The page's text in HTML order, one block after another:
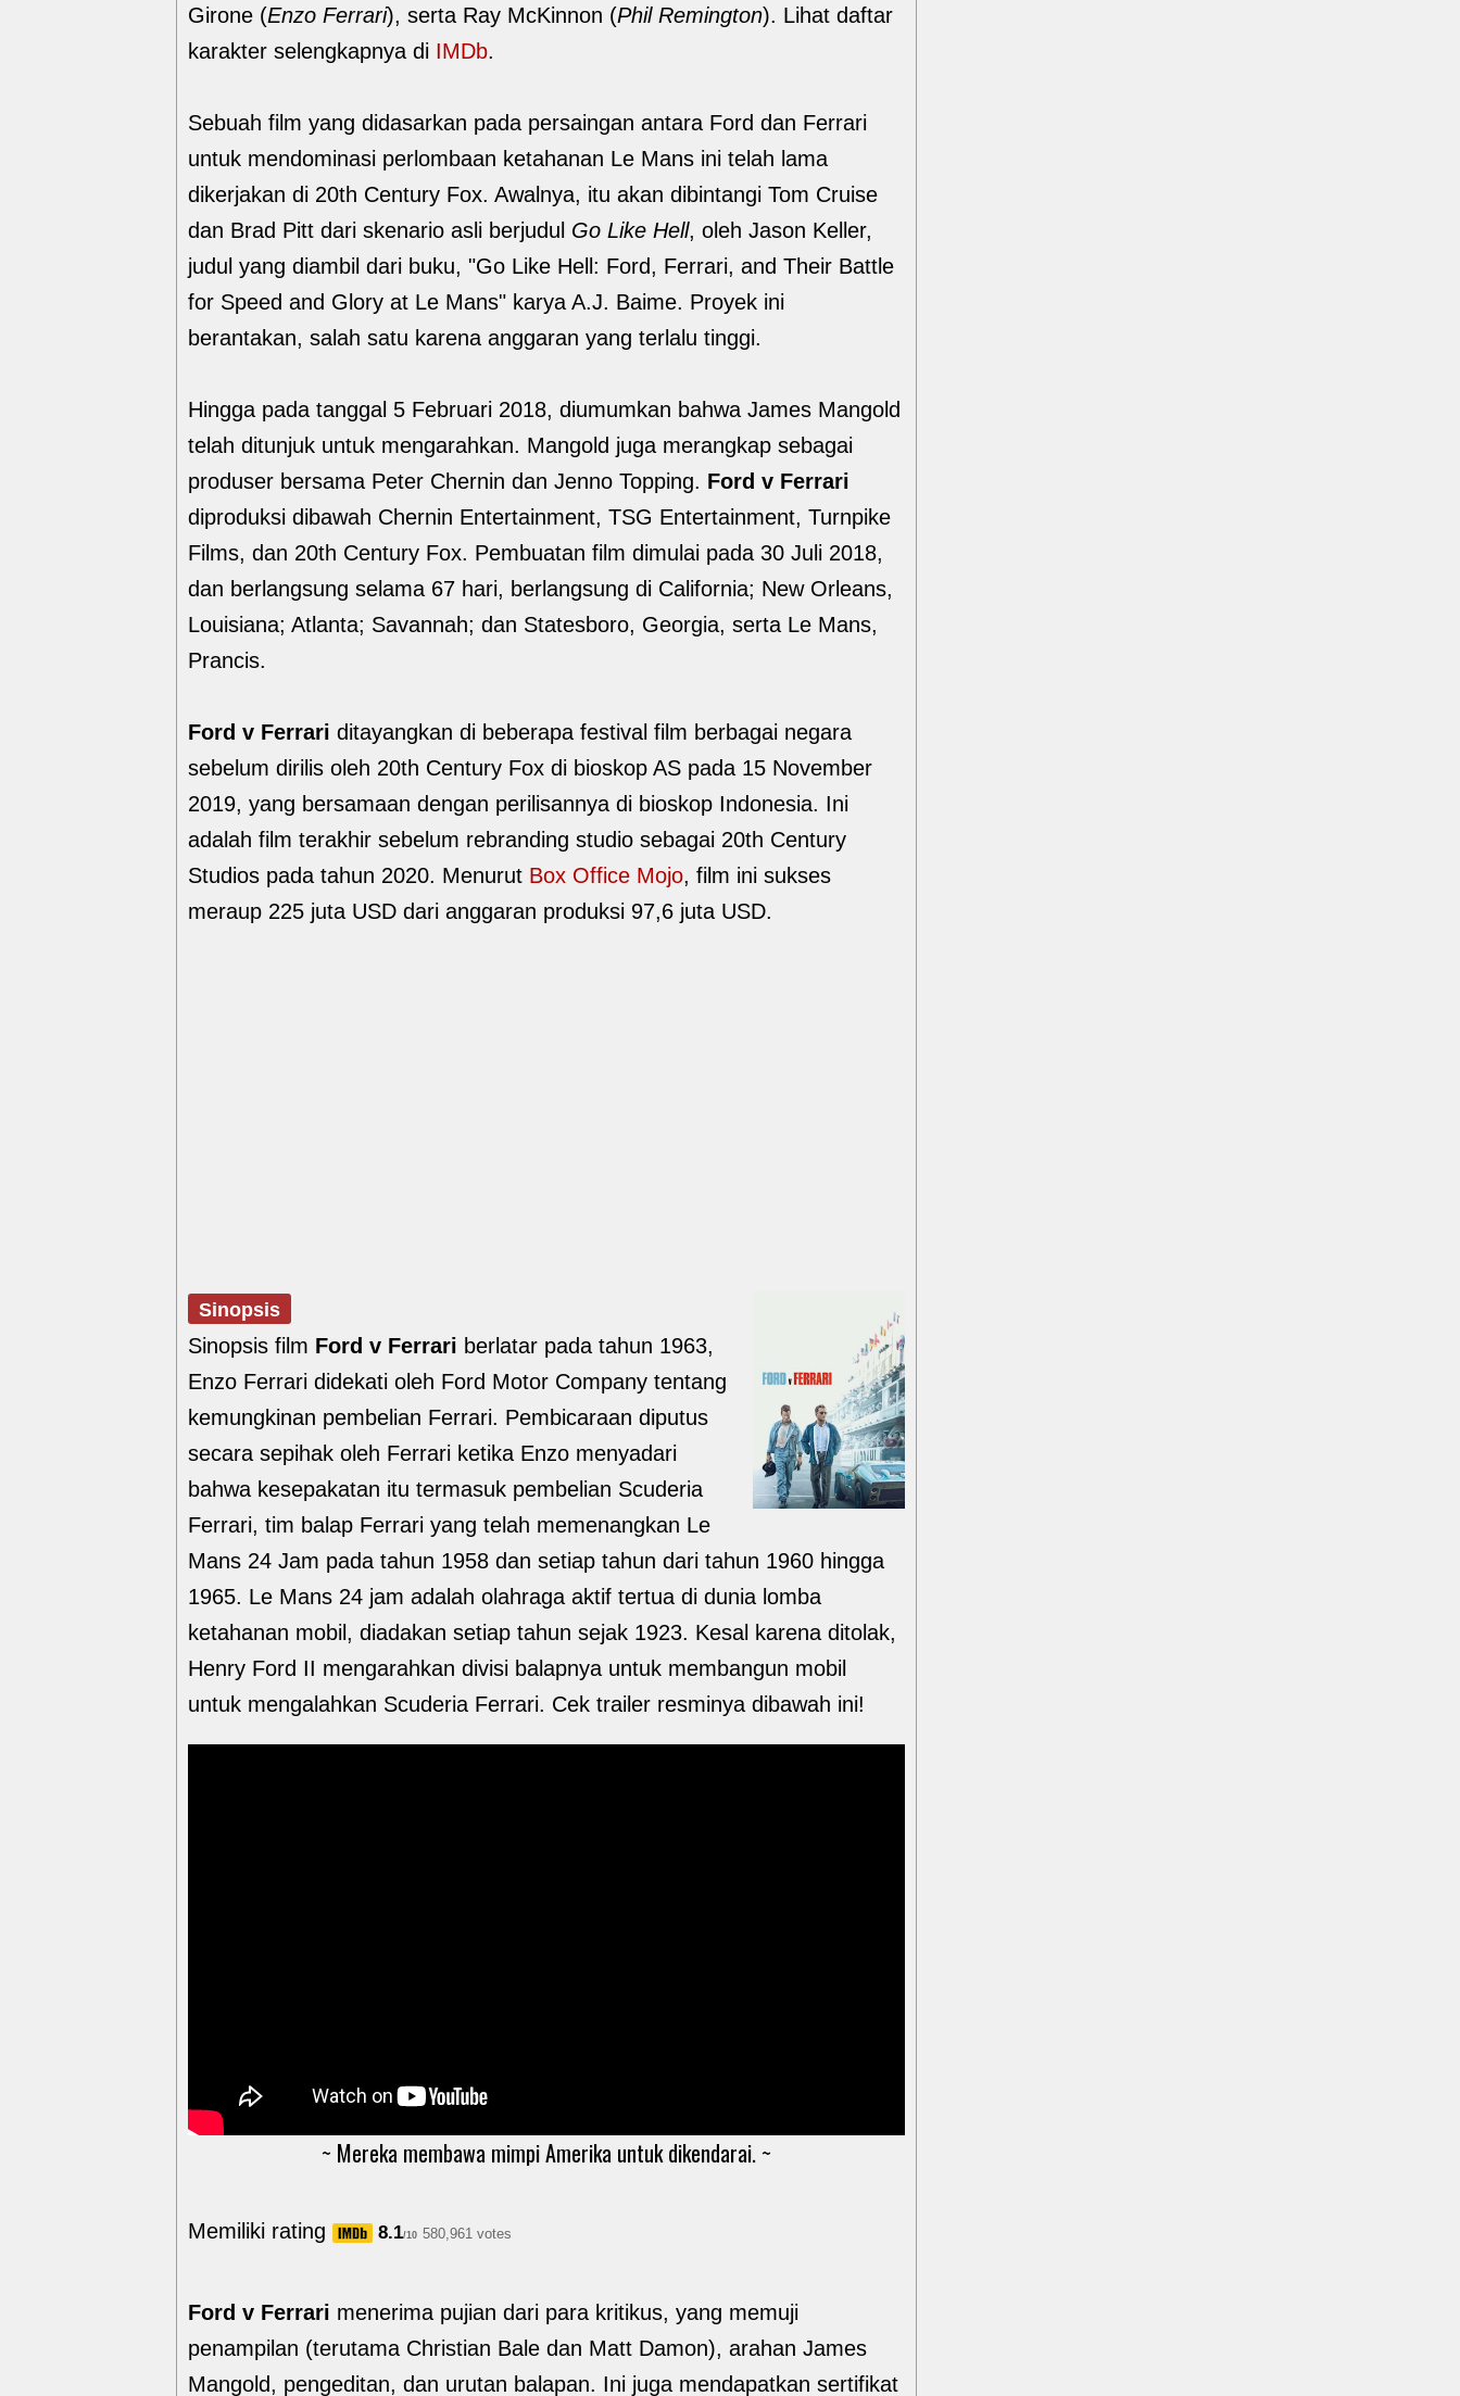
Girone (Enzo Ferrari), serta Ray McKinnon (Phil Remington). Lihat daftar
karakter selengkapnya di IMDb.
Sebuah film yang didasarkan pada persaingan antara Ford dan Ferrari
untuk mendominasi perlombaan ketahanan Le Mans ini telah lama
dikerjakan di 20th Century Fox. Awalnya, itu akan dibintangi Tom Cruise
dan Brad Pitt dari skenario asli berjudul Go Like Hell, oleh Jason Keller,
judul yang diambil dari buku, "Go Like Hell: Ford, Ferrari, and Their Battle
for Speed and Glory at Le Mans" karya A.J. Baime. Proyek ini
berantakan, salah satu karena anggaran yang terlalu tinggi.
Hingga pada tanggal 5 Februari 2018, diumumkan bahwa James Mangold
telah ditunjuk untuk mengarahkan. Mangold juga merangkap sebagai
produser bersama Peter Chernin dan Jenno Topping. Ford v Ferrari
diproduksi dibawah Chernin Entertainment, TSG Entertainment, Turnpike
Films, dan 20th Century Fox. Pembuatan film dimulai pada 30 Juli 2018,
dan berlangsung selama 67 hari, berlangsung di California; New Orleans,
Louisiana; Atlanta; Savannah; dan Statesboro, Georgia, serta Le Mans,
Prancis.
Ford v Ferrari ditayangkan di beberapa festival film berbagai negara
sebelum dirilis oleh 20th Century Fox di bioskop AS pada 15 November
2019, yang bersamaan dengan perilisannya di bioskop Indonesia. Ini
adalah film terakhir sebelum rebranding studio sebagai 20th Century
Studios pada tahun 2020. Menurut Box Office Mojo, film ini sukses
meraup 225 juta USD dari anggaran produksi 97,6 juta USD.
Sinopsis
Sinopsis film Ford v Ferrari berlatar pada tahun 1963,
Enzo Ferrari didekati oleh Ford Motor Company tentang
kemungkinan pembelian Ferrari. Pembicaraan diputus
secara sepihak oleh Ferrari ketika Enzo menyadari
bahwa kesepakatan itu termasuk pembelian Scuderia
Ferrari, tim balap Ferrari yang telah memenangkan Le
Mans 24 Jam pada tahun 1958 dan setiap tahun dari tahun 1960 hingga
1965. Le Mans 24 jam adalah olahraga aktif tertua di dunia lomba
ketahanan mobil, diadakan setiap tahun sejak 1923. Kesal karena ditolak,
Henry Ford II mengarahkan divisi balapnya untuk membangun mobil
untuk mengalahkan Scuderia Ferrari. Cek trailer resminya dibawah ini!
~ Mereka membawa mimpi Amerika untuk dikendarai. ~
Memiliki rating 8.1/10 580,961 votes
Ford v Ferrari menerima pujian dari para kritikus, yang memuji
penampilan (terutama Christian Bale dan Matt Damon), arahan James
Mangold, pengeditan, dan urutan balapan. Ini juga mendapatkan sertifikat